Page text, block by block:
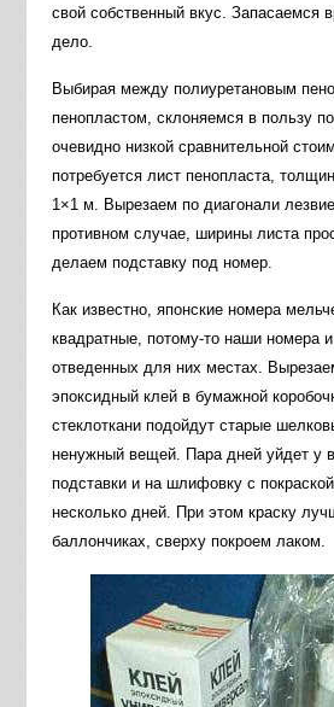
свой собственный вкус. Запасаемся
дело.
Выбирая между полиуретановым
пенопластом, склоняемся в пользу
очевидно низкой сравнительной
потребуется лист пенопласта,
1×1 м. Вырезаем по диагонали
противном случае, ширины листа
делаем подставку под номер.
Как известно, японские номера
квадратные, потому-то наши номера
отведенных для них местах.
эпоксидный клей в бумажной
стеклоткани подойдут старые
ненужный вещей. Пара дней уйдет у
подставки и на шлифовку с
несколько дней. При этом краску
баллончиках, сверху покроем лаком.